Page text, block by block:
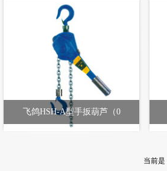
飞鸽HSH-A型手扳葫芦（0
当前是